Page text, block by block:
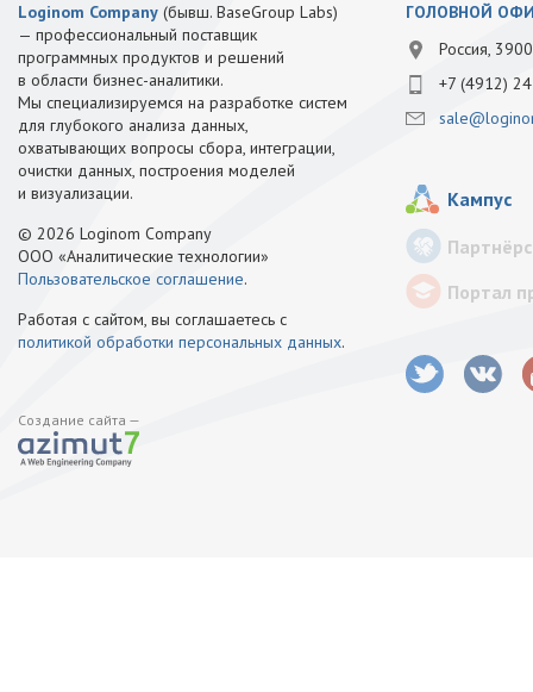
Loginom Company (бывш. BaseGroup Labs)
— профессиональный поставщик
программных продуктов и решений
в области бизнес-аналитики.
Мы специализируемся на разработке систем
для глубокого анализа данных,
охватывающих вопросы сбора, интеграции,
очистки данных, построения моделей
и визуализации.
© 2026 Loginom Company
ООО «Аналитические технологии»
Пользовательское соглашение.
Работая с сайтом, вы соглашаетесь с
политикой обработки персональных данных.
Создание сайта —
ГОЛОВНОЙ
Россия,
+7 (4912)
Кампус
Портал